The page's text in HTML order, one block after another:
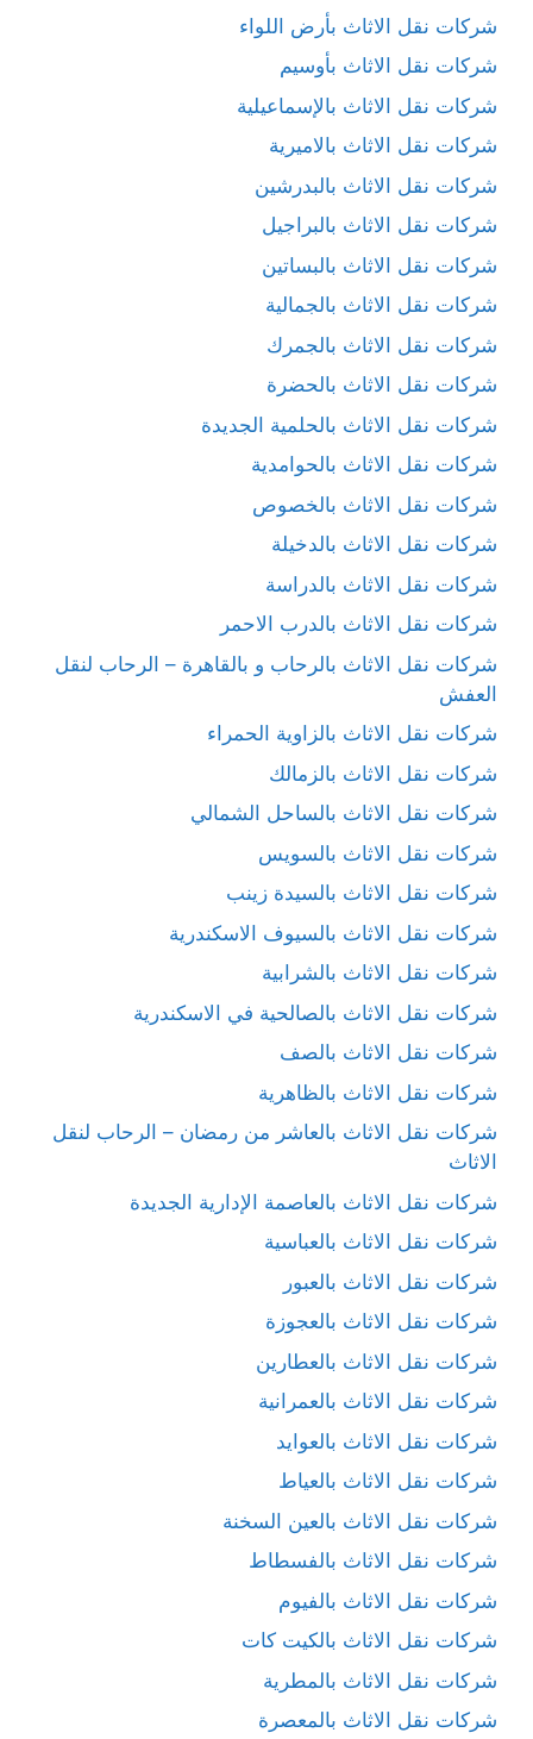
شركات نقل الاثاث بأرض اللواء
شركات نقل الاثاث بأوسيم
شركات نقل الاثاث بالإسماعيلية
شركات نقل الاثاث بالاميرية
شركات نقل الاثاث بالبدرشين
شركات نقل الاثاث بالبراجيل
شركات نقل الاثاث بالبساتين
شركات نقل الاثاث بالجمالية
شركات نقل الاثاث بالجمرك
شركات نقل الاثاث بالحضرة
شركات نقل الاثاث بالحلمية الجديدة
شركات نقل الاثاث بالحوامدية
شركات نقل الاثاث بالخصوص
شركات نقل الاثاث بالدخيلة
شركات نقل الاثاث بالدراسة
شركات نقل الاثاث بالدرب الاحمر
شركات نقل الاثاث بالرحاب و بالقاهرة – الرحاب لنقل
العفش
شركات نقل الاثاث بالزاوية الحمراء
شركات نقل الاثاث بالزمالك
شركات نقل الاثاث بالساحل الشمالي
شركات نقل الاثاث بالسويس
شركات نقل الاثاث بالسيدة زينب
شركات نقل الاثاث بالسيوف الاسكندرية
شركات نقل الاثاث بالشرابية
شركات نقل الاثاث بالصالحية في الاسكندرية
شركات نقل الاثاث بالصف
شركات نقل الاثاث بالظاهرية
شركات نقل الاثاث بالعاشر من رمضان – الرحاب لنقل
الاثاث
شركات نقل الاثاث بالعاصمة الإدارية الجديدة
شركات نقل الاثاث بالعباسية
شركات نقل الاثاث بالعبور
شركات نقل الاثاث بالعجوزة
شركات نقل الاثاث بالعطارين
شركات نقل الاثاث بالعمرانية
شركات نقل الاثاث بالعوايد
شركات نقل الاثاث بالعياط
شركات نقل الاثاث بالعين السخنة
شركات نقل الاثاث بالفسطاط
شركات نقل الاثاث بالفيوم
شركات نقل الاثاث بالكيت كات
شركات نقل الاثاث بالمطرية
شركات نقل الاثاث بالمعصرة